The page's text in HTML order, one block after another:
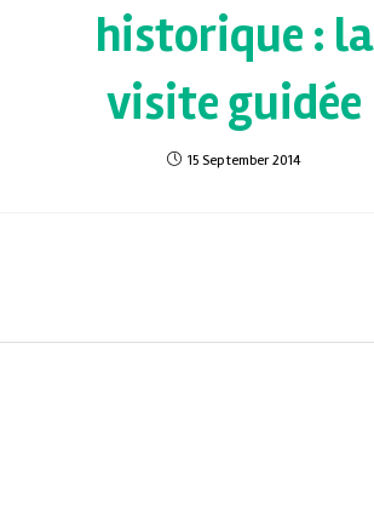
historique : la
visite guidée
15 September 2014